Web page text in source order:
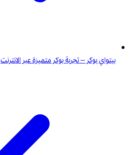
بيتواي بوكر – تجربة بوكر متميزة عبر الانترنت